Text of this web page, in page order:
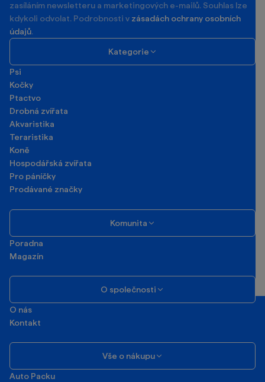
zasíláním newsletteru a marketingových e-mailů. Souhlas lze
kdykoli odvolat. Podrobnosti v zásadách ochrany osobních
údajů.
Kategorie
Psi
Kočky
Ptactvo
Drobná zvířata
Akvaristika
Teraristika
Koně
Hospodářská zvířata
Pro páníčky
Prodávané značky
Komunita
Poradna
Magazín
O společnosti
O nás
Kontakt
Vše o nákupu
Auto Packu